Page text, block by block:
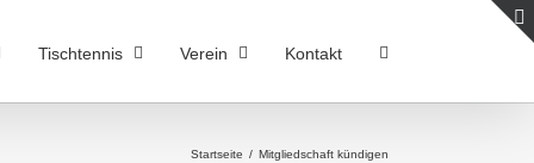
Tischtennis Verein Kontakt
Startseite / Mitgliedschaft kündigen